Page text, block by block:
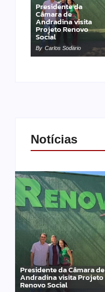
Presidente da
Câmara de
Andradina visita
Projeto Renovo
Social
By Carlos Sodario
Notícias
Presidente da Câmara de
Andradina visita Projeto
Renovo Social